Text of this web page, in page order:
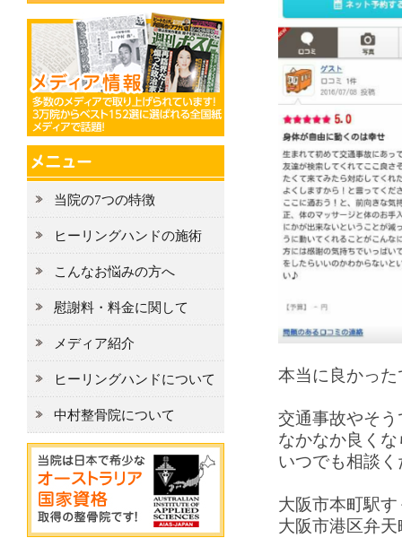
本当に良かった
交通事故やそ
なかなか良く
いつでも相談く
大阪市本町駅
大阪市港区弁
当院の7つの特徴
ヒーリングハンドの施術
こんなお悩みの方へ
慰謝料・料金に関して
メディア紹介
ヒーリングハンドについて
中村整骨院について